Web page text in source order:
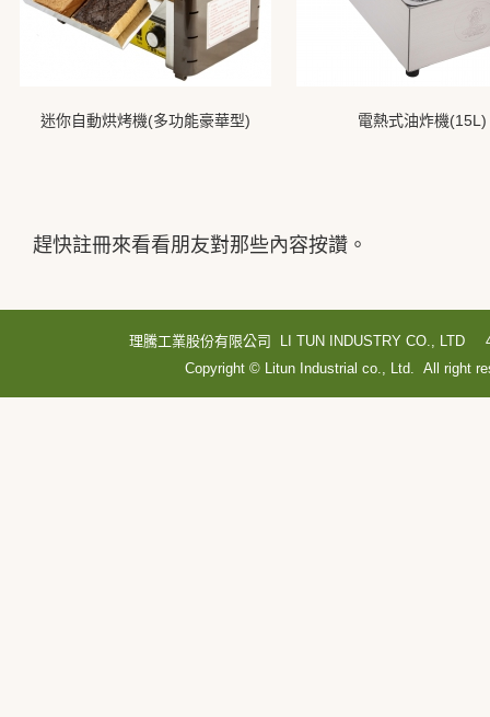
迷你自動烘烤機(多功能豪華型) 電熱式油炸機(15L)
趕快註冊來看看朋友對那些內容按讚。
理騰工業股份有限公司 LI TUN INDUSTRY CO., LTD
Copyright © Litun Industrial co., Ltd. All right